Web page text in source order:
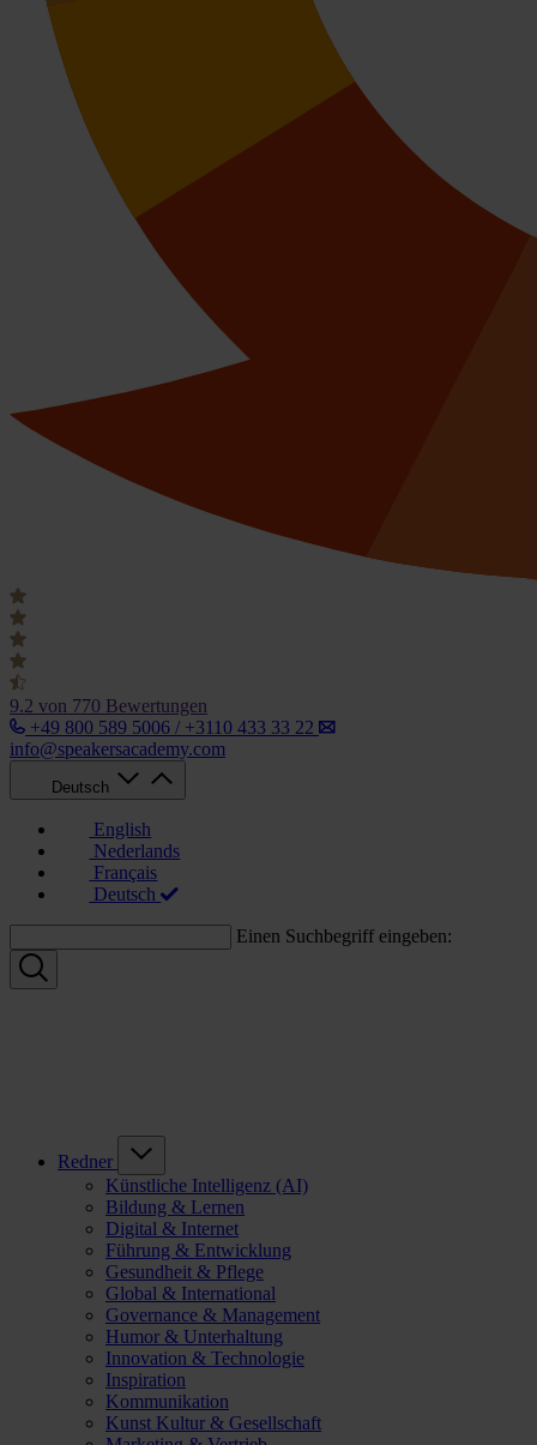
9.2 von 770 Bewertungen
+49 800 589 5006 / +3110 433 33 22
info@speakersacademy.com
Deutsch
English
Nederlands
Français
Deutsch
Einen Suchbegriff eingeben:
Redner
Künstliche Intelligenz (AI)
Bildung & Lernen
Digital & Internet
Führung & Entwicklung
Gesundheit & Pflege
Global & International
Governance & Management
Humor & Unterhaltung
Innovation & Technologie
Inspiration
Kommunikation
Kunst Kultur & Gesellschaft